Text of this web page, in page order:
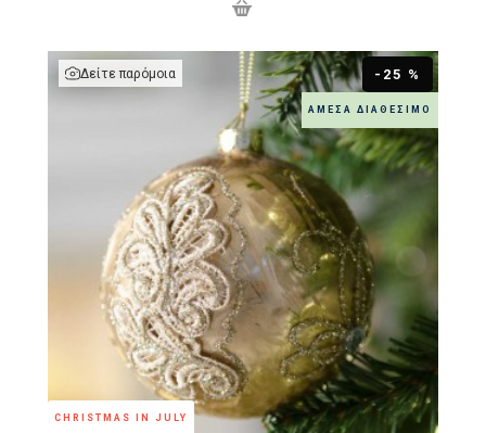
ΆΜΕΣΑ ΔΙΑΘΈΣΙΜΟ
CHRISTMAS IN JULY
-25 %
Δείτε παρόμοια